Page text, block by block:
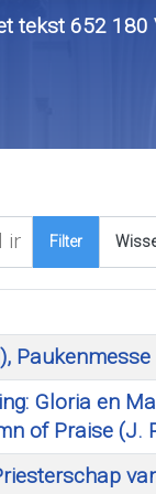
Filter
Gloria en
of Praise (J.